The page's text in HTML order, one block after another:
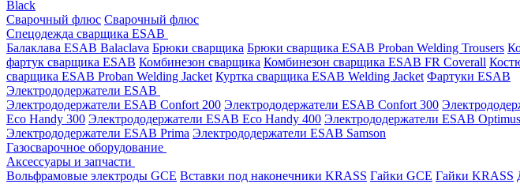
Black
Сварочный флюс Сварочный флюс
Спецодежда сварщика ESAB
Балаклава ESAB Balaclava Брюки сварщика Брюки сварщика ESAB Proban Welding Trousers
фартук сварщика ESAB Комбинезон сварщика Комбинезон сварщика ESAB FR Coverall
сварщика ESAB Proban Welding Jacket Куртка сварщика ESAB Welding Jacket Фартуки ESAB
Электрододержатели ESAB
Электрододержатели ESAB Confort 200 Электрододержатели ESAB Confort 300
Eco Handy 300 Электрододержатели ESAB Eco Handy 400 Электрододержатели ESAB
Электрододержатели ESAB Prima Электрододержатели ESAB Samson
Газосварочное оборудование
Аксессуары и запчасти
Вольфрамовые электроды GCE Вставки под наконечники KRASS Гайки GCE Гайки KRASS